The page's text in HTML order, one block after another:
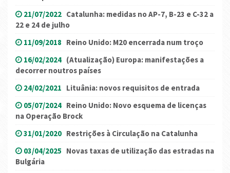
21/07/2022 Catalunha: medidas no AP-7, B-23 e C-32 a
22 e 24 de julho
11/09/2018 Reino Unido: M20 encerrada num troço
16/02/2024 (Atualização) Europa: manifestações a
decorrer noutros países
24/02/2021 Lituânia: novos requisitos de entrada
05/07/2024 Reino Unido: Novo esquema de licenças
na Operação Brock
31/01/2020 Restrições à Circulação na Catalunha
03/04/2025 Novas taxas de utilização das estradas na
Bulgária